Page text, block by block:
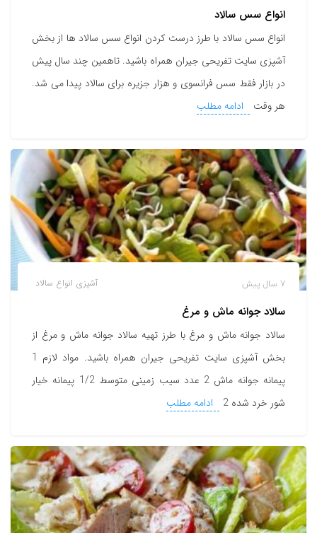
انواع سس سالاد
انواع سس سالاد با طرز درست کردن انواع سس سالاد ها از بخش
آشپزی سایت تفریحی جیران همراه باشید. تاهمین چند سال پیش
در بازار فقط سس فرانسوی و هزار جزیره برای سالاد پیدا می شد.
هر وقت
ادامه مطلب
آشپزی انواع سالاد 7 سال پیش
سالاد جوانه ماش و مرغ
سالاد جوانه ماش و مرغ با طرز تهیه سالاد جوانه ماش و مرغ از
بخش آشپزی سایت تفریحی جیران همراه باشید. مواد لازم 1
پیمانه جوانه ماش 2 عدد سیب زمینی متوسط 1/2 پیمانه خیار
شور خرد شده 2
ادامه مطلب